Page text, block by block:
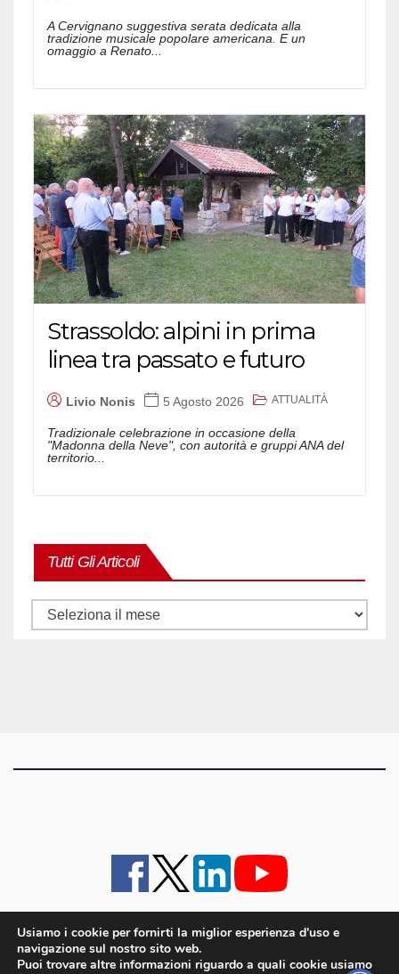
A Cervignano suggestiva serata dedicata alla
tradizione musicale popolare americana. E un
omaggio a Renato...
Strassoldo: alpini in prima
linea tra passato e futuro
Livio Nonis 5 Agosto 2026 ATTUALITÀ
Tradizionale celebrazione in occasione della
"Madonna della Neve", con autorità e gruppi ANA del
territorio...
Tutti Gli Articoli
Tutti
iMagazine · contatti e staff · lavora con noi
Cookie policy UE
Usiamo i cookie per fornirti la miglior esperienza d'uso e
navigazione sul nostro sito web.
Puoi trovare altre informazioni riguardo a quali cookie usiamo